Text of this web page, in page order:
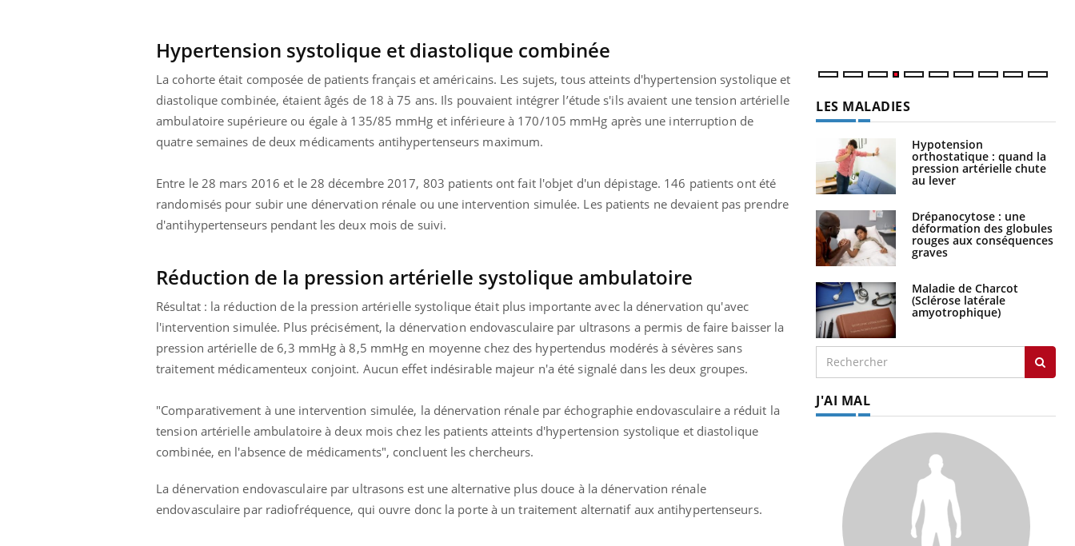
Hypertension systolique et diastolique combinée
La cohorte était composée de patients français et américains. Les sujets, tous atteints d'hypertension systolique et
diastolique combinée, étaient âgés de 18 à 75 ans. Ils pouvaient intégrer l’étude s'ils avaient une tension artérielle
ambulatoire supérieure ou égale à 135/85 mmHg et inférieure à 170/105 mmHg après une interruption de
quatre semaines de deux médicaments antihypertenseurs maximum.
Entre le 28 mars 2016 et le 28 décembre 2017, 803 patients ont fait l'objet d'un dépistage. 146 patients ont été
randomisés pour subir une dénervation rénale ou une intervention simulée. Les patients ne devaient pas prendre
d'antihypertenseurs pendant les deux mois de suivi.
Réduction de la pression artérielle systolique ambulatoire
Résultat : la réduction de la pression artérielle systolique était plus importante avec la dénervation qu'avec
l'intervention simulée. Plus précisément, la dénervation endovasculaire par ultrasons a permis de faire baisser la
pression artérielle de 6,3 mmHg à 8,5 mmHg en moyenne chez des hypertendus modérés à sévères sans
traitement médicamenteux conjoint. Aucun effet indésirable majeur n'a été signalé dans les deux groupes.
"Comparativement à une intervention simulée, la dénervation rénale par échographie endovasculaire a réduit la
tension artérielle ambulatoire à deux mois chez les patients atteints d'hypertension systolique et diastolique
combinée, en l'absence de médicaments", concluent les chercheurs.
La dénervation endovasculaire par ultrasons est une alternative plus douce à la dénervation rénale
endovasculaire par radiofréquence, qui ouvre donc la porte à un traitement alternatif aux antihypertenseurs.
LES MALADIES
Hypotension
orthostatique : quand la
pression artérielle chute
au lever
Drépanocytose : une
déformation des globules
rouges aux conséquences
graves
Maladie de Charcot
(Sclérose latérale
amyotrophique)
J'AI MAL